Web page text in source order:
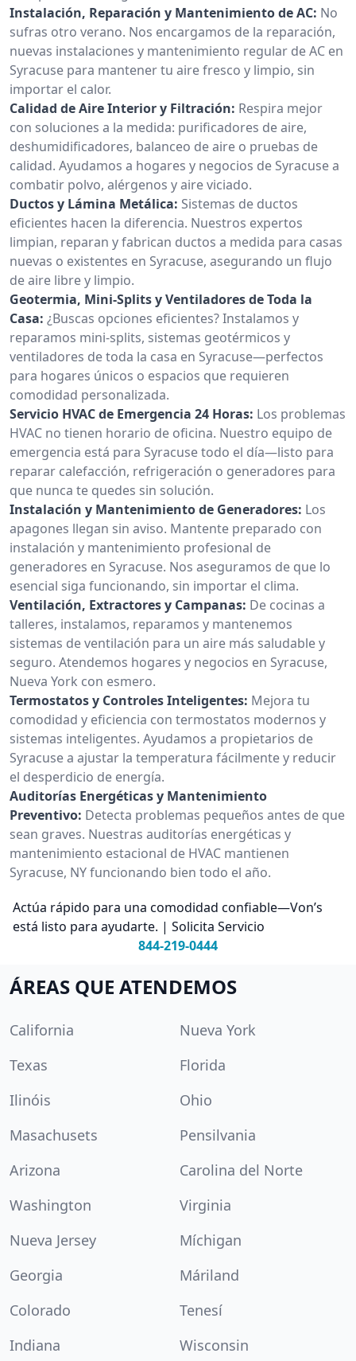
Instalación, Reparación y Mantenimiento de AC: No
sufras otro verano. Nos encargamos de la reparación,
nuevas instalaciones y mantenimiento regular de AC en
Syracuse para mantener tu aire fresco y limpio, sin
importar el calor.
Calidad de Aire Interior y Filtración: Respira mejor
con soluciones a la medida: purificadores de aire,
deshumidificadores, balanceo de aire o pruebas de
calidad. Ayudamos a hogares y negocios de Syracuse a
combatir polvo, alérgenos y aire viciado.
Ductos y Lámina Metálica: Sistemas de ductos
eficientes hacen la diferencia. Nuestros expertos
limpian, reparan y fabrican ductos a medida para casas
nuevas o existentes en Syracuse, asegurando un flujo
de aire libre y limpio.
Geotermia, Mini-Splits y Ventiladores de Toda la
Casa: ¿Buscas opciones eficientes? Instalamos y
reparamos mini-splits, sistemas geotérmicos y
ventiladores de toda la casa en Syracuse—perfectos
para hogares únicos o espacios que requieren
comodidad personalizada.
Servicio HVAC de Emergencia 24 Horas: Los problemas
HVAC no tienen horario de oficina. Nuestro equipo de
emergencia está para Syracuse todo el día—listo para
reparar calefacción, refrigeración o generadores para
que nunca te quedes sin solución.
Instalación y Mantenimiento de Generadores: Los
apagones llegan sin aviso. Mantente preparado con
instalación y mantenimiento profesional de
generadores en Syracuse. Nos aseguramos de que lo
esencial siga funcionando, sin importar el clima.
Ventilación, Extractores y Campanas: De cocinas a
talleres, instalamos, reparamos y mantenemos
sistemas de ventilación para un aire más saludable y
seguro. Atendemos hogares y negocios en Syracuse,
Nueva York con esmero.
Termostatos y Controles Inteligentes: Mejora tu
comodidad y eficiencia con termostatos modernos y
sistemas inteligentes. Ayudamos a propietarios de
Syracuse a ajustar la temperatura fácilmente y reducir
el desperdicio de energía.
Auditorías Energéticas y Mantenimiento
Preventivo: Detecta problemas pequeños antes de que
sean graves. Nuestras auditorías energéticas y
mantenimiento estacional de HVAC mantienen
Syracuse, NY funcionando bien todo el año.
Actúa rápido para una comodidad confiable—Von’s
está listo para ayudarte. | Solicita Servicio
844-219-0444
ÁREAS QUE ATENDEMOS
California
Nueva York
Texas
Florida
Ilinóis
Ohio
Masachusets
Pensilvania
Arizona
Carolina del Norte
Washington
Virginia
Nueva Jersey
Míchigan
Georgia
Máriland
Colorado
Tenesí
Indiana
Wisconsin